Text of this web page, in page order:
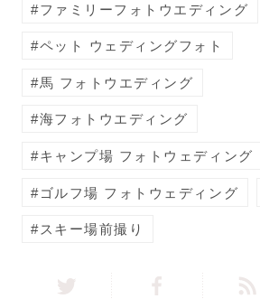
ファミリーフォトウエディング
ペット ウェディングフォト
馬 フォトウエディング
海フォトウエディング
キャンプ場 フォトウェディング
ゴルフ場 フォトウェディング
スキー場前撮り